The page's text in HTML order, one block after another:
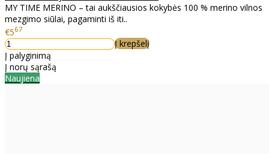
MY TIME MERINO – tai aukščiausios kokybės 100 % merino vilnos
mezgimo siūlai, pagaminti iš iti..
€567
Į krepšelį
Į palyginimą
Į norų sąrašą
Naujiena